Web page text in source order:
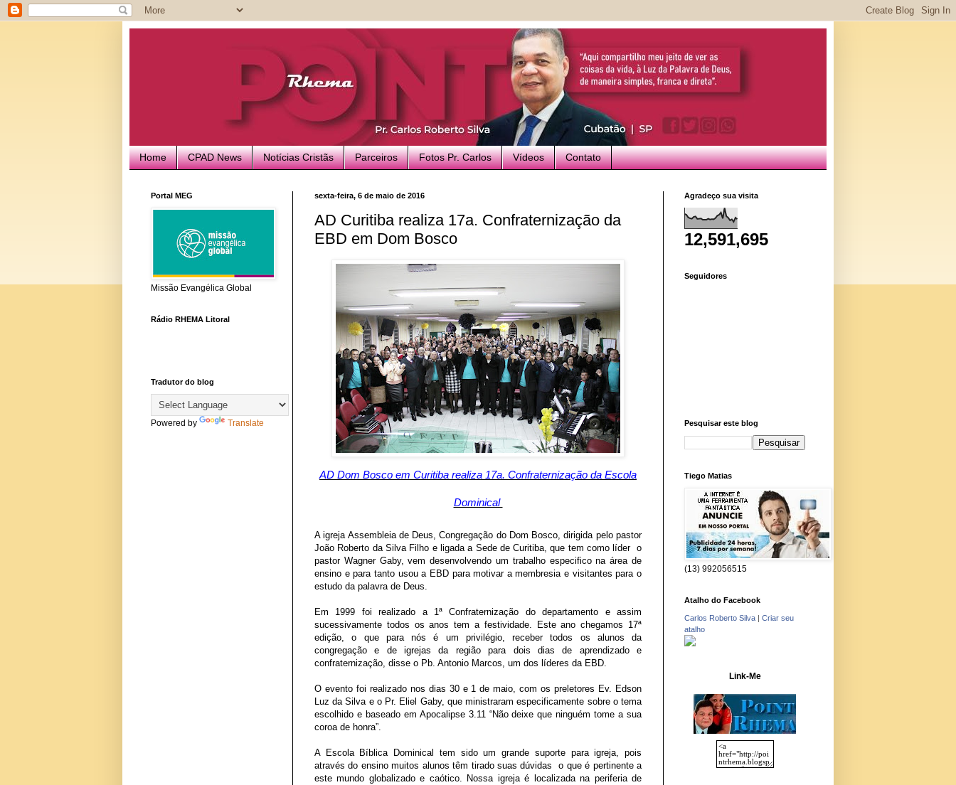
Home CPAD News Notícias Cristãs Parceiros Fotos Pr. Carlos Vídeos Contato
sexta-feira, 6 de maio de 2016
AD Curitiba realiza 17a. Confraternização da
EBD em Dom Bosco
AD Dom Bosco em Curitiba realiza 17a. Confraternização da Escola
Dominical
A igreja Assembleia de Deus, Congregação do Dom Bosco, dirigida pelo pastor
João Roberto da Silva Filho e ligada a Sede de Curitiba, que tem como líder o
pastor Wagner Gaby, vem desenvolvendo um trabalho especifico na área de
ensino e para tanto usou a EBD para motivar a membresia e visitantes para o
estudo da palavra de Deus.
Em 1999 foi realizado a 1ª Confraternização do departamento e assim
sucessivamente todos os anos tem a festividade. Este ano chegamos 17ª
edição, o que para nós é um privilégio, receber todos os alunos da
congregação e de igrejas da região para dois dias de aprendizado e
confraternização, disse o Pb. Antonio Marcos, um dos líderes da EBD.
O evento foi realizado nos dias 30 e 1 de maio, com os preletores Ev. Edson
Luz da Silva e o Pr. Eliel Gaby, que ministraram especificamente sobre o tema
escolhido e baseado em Apocalipse 3.11 “Não deixe que ninguém tome a sua
coroa de honra”.
A Escola Bíblica Dominical tem sido um grande suporte para igreja, pois
através do ensino muitos alunos têm tirado suas dúvidas o que é pertinente a
este mundo globalizado e caótico. Nossa igreja é localizada na periferia de
Portal MEG
Missão Evangélica Global
Rádio RHEMA Litoral
Tradutor do blog
Powered by Translate
Agradeço sua visita
12,591,695
Seguidores
Pesquisar este blog
Tiego Matias
(13) 992056515
Atalho do Facebook
Carlos Roberto Silva | Criar seu
atalho
Link-Me